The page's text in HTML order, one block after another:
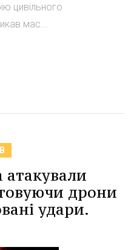
цивільного
мас...
атакували
дрони
удари.